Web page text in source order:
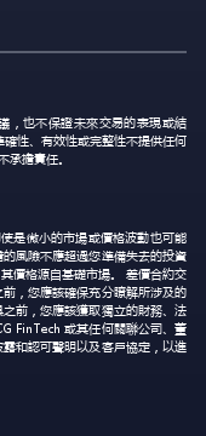
，也不保證未來交易的表現或結
性、有效性或完整性不提供任何
擔責任。
是微小的市場或價格波動也可能
風險不應超過您準備失去的投資
價格源自基礎市場。 差價合約交
，您應該確保充分瞭解所涉及的
前，您應該獲取獨立的財務、法
FinTech 或其任何關聯公司、董
和認可聲明以及客戶協定，以進